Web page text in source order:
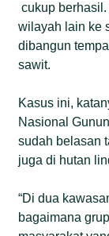
cukup
wilayah lain ke
dibangun
sawit.
Kasus ini,
Nasional
sudah belasan
juga di hutan
“Di dua
bagaimana